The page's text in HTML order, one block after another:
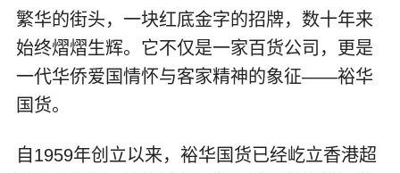
繁华的街头，一块红底金字的招牌，数十年来
始终熠熠生辉。它不仅是一家百货公司，更是
一代华侨爱国情怀与客家精神的象征——裕华
国货。
自1959年创立以来，裕华国货已经屹立香港超